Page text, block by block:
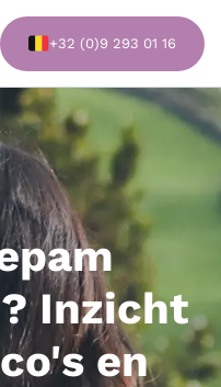
+32 (0)9 293 01 16
Inzicht
en